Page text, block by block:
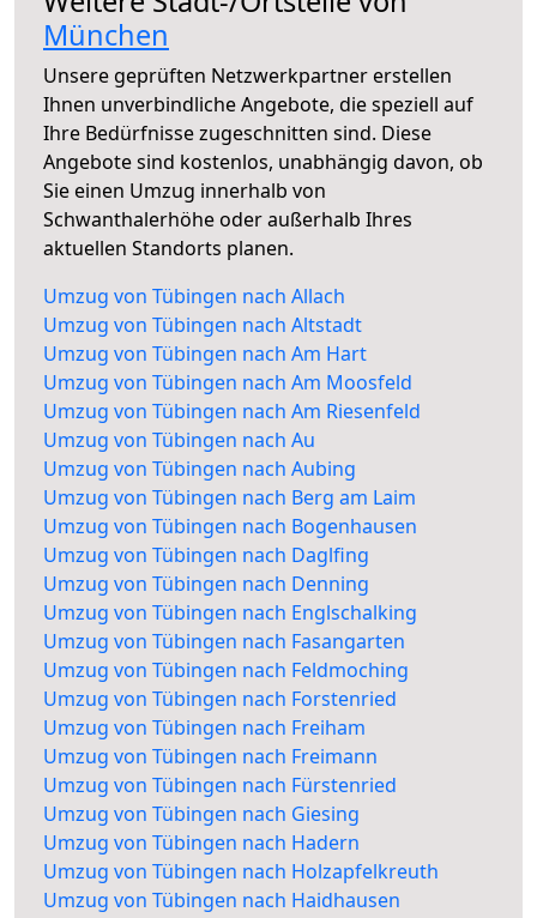
München
Unsere geprüften Netzwerkpartner erstellen
Ihnen unverbindliche Angebote, die speziell auf
Ihre Bedürfnisse zugeschnitten sind. Diese
Angebote sind kostenlos, unabhängig davon, ob
Sie einen Umzug innerhalb von
Schwanthalerhöhe oder außerhalb Ihres
aktuellen Standorts planen.
Umzug von Tübingen nach Allach
Umzug von Tübingen nach Altstadt
Umzug von Tübingen nach Am Hart
Umzug von Tübingen nach Am Moosfeld
Umzug von Tübingen nach Am Riesenfeld
Umzug von Tübingen nach Au
Umzug von Tübingen nach Aubing
Umzug von Tübingen nach Berg am Laim
Umzug von Tübingen nach Bogenhausen
Umzug von Tübingen nach Daglfing
Umzug von Tübingen nach Denning
Umzug von Tübingen nach Englschalking
Umzug von Tübingen nach Fasangarten
Umzug von Tübingen nach Feldmoching
Umzug von Tübingen nach Forstenried
Umzug von Tübingen nach Freiham
Umzug von Tübingen nach Freimann
Umzug von Tübingen nach Fürstenried
Umzug von Tübingen nach Giesing
Umzug von Tübingen nach Hadern
Umzug von Tübingen nach Holzapfelkreuth
Umzug von Tübingen nach Haidhausen